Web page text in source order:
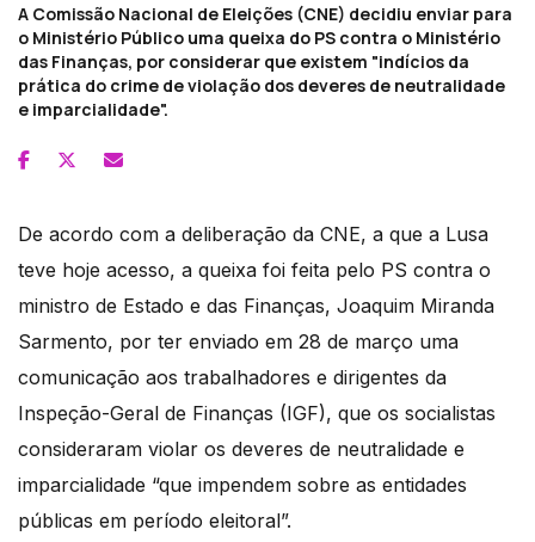
A Comissão Nacional de Eleições (CNE) decidiu enviar para
o Ministério Público uma queixa do PS contra o Ministério
das Finanças, por considerar que existem "indícios da
prática do crime de violação dos deveres de neutralidade
e imparcialidade".
De acordo com a deliberação da CNE, a que a Lusa
teve hoje acesso, a queixa foi feita pelo PS contra o
ministro de Estado e das Finanças, Joaquim Miranda
Sarmento, por ter enviado em 28 de março uma
comunicação aos trabalhadores e dirigentes da
Inspeção-Geral de Finanças (IGF), que os socialistas
consideraram violar os deveres de neutralidade e
imparcialidade “que impendem sobre as entidades
públicas em período eleitoral”.